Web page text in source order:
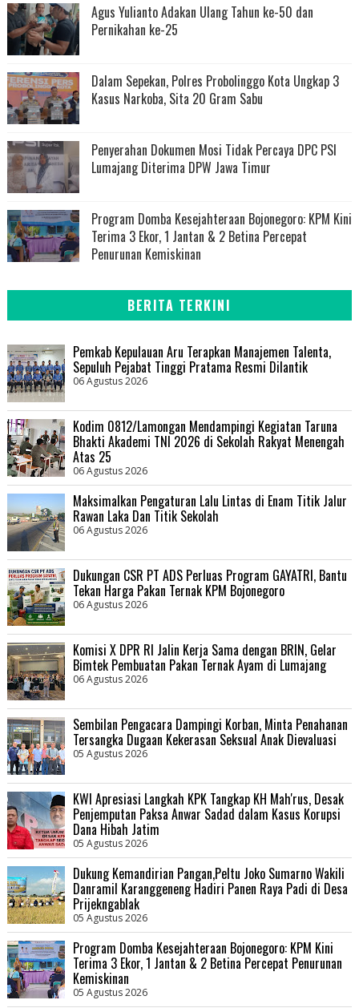
Agus Yulianto Adakan Ulang Tahun ke-50 dan
Pernikahan ke-25
Dalam Sepekan, Polres Probolinggo Kota Ungkap 3
Kasus Narkoba, Sita 20 Gram Sabu
Penyerahan Dokumen Mosi Tidak Percaya DPC PSI
Lumajang Diterima DPW Jawa Timur
Program Domba Kesejahteraan Bojonegoro: KPM Kini
Terima 3 Ekor, 1 Jantan & 2 Betina Percepat
Penurunan Kemiskinan
BERITA TERKINI
Pemkab Kepulauan Aru Terapkan Manajemen Talenta,
Sepuluh Pejabat Tinggi Pratama Resmi Dilantik
06 Agustus 2026
Kodim 0812/Lamongan Mendampingi Kegiatan Taruna
Bhakti Akademi TNI 2026 di Sekolah Rakyat Menengah
Atas 25
06 Agustus 2026
Maksimalkan Pengaturan Lalu Lintas di Enam Titik Jalur
Rawan Laka Dan Titik Sekolah
06 Agustus 2026
Dukungan CSR PT ADS Perluas Program GAYATRI, Bantu
Tekan Harga Pakan Ternak KPM Bojonegoro
06 Agustus 2026
Komisi X DPR RI Jalin Kerja Sama dengan BRIN, Gelar
Bimtek Pembuatan Pakan Ternak Ayam di Lumajang
06 Agustus 2026
Sembilan Pengacara Dampingi Korban, Minta Penahanan
Tersangka Dugaan Kekerasan Seksual Anak Dievaluasi
05 Agustus 2026
KWI Apresiasi Langkah KPK Tangkap KH Mah'rus, Desak
Penjemputan Paksa Anwar Sadad dalam Kasus Korupsi
Dana Hibah Jatim
05 Agustus 2026
Dukung Kemandirian Pangan,Peltu Joko Sumarno Wakili
Danramil Karanggeneng Hadiri Panen Raya Padi di Desa
Prijekngablak
05 Agustus 2026
Program Domba Kesejahteraan Bojonegoro: KPM Kini
Terima 3 Ekor, 1 Jantan & 2 Betina Percepat Penurunan
Kemiskinan
05 Agustus 2026